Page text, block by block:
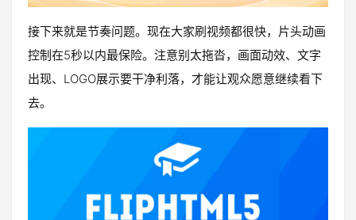
接下来就是节奏问题。现在大家刷视频都很快，片头动画
控制在5秒以内最保险。注意别太拖沓，画面动效、文字
出现、LOGO展示要干净利落，才能让观众愿意继续看下
去。